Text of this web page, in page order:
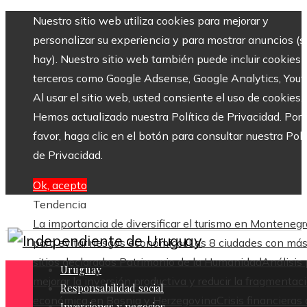
Nuestro sitio web utiliza cookies para mejorar y
personalizar su experiencia y para mostrar anuncios
hay). Nuestro sitio web también puede incluir cookies
terceros como Google Adsense, Google Analytics,
Al usar el sitio web, usted consiente el uso de cookies.
Hemos actualizado nuestra Política de Privacidad. Por
favor, haga clic en el botón para consultar nuestra
de Privacidad.
Ok, acepto
Tendencia
La importancia de diversificar el turismo en
para evitar riesgos económicosLas 8 ciudades con más
sitios declarados Patrimonio de la HumanidadAnálisis
mejorar la inversión productiva y reducir la
económica en Bosnia y Herzegovina
Crisis financieras
Uruguay
Responsabilidad social